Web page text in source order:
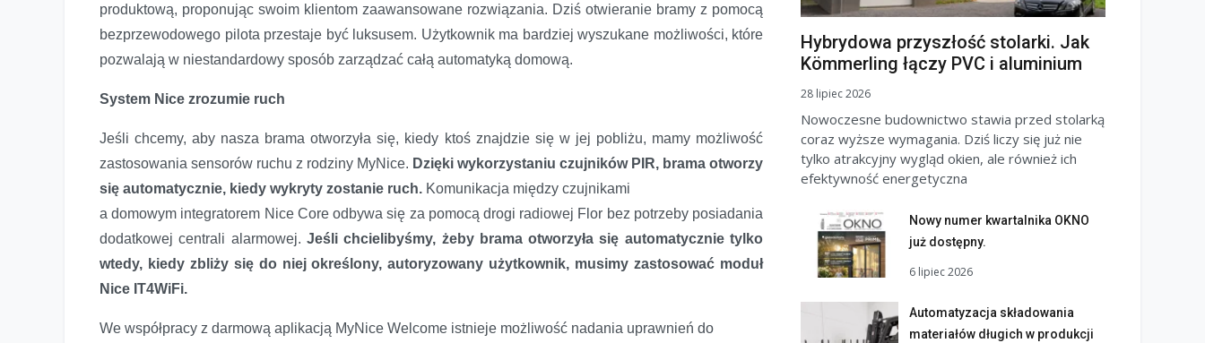
produktową, proponując swoim klientom zaawansowane rozwiązania. Dziś otwieranie bramy z pomocą
bezprzewodowego pilota przestaje być luksusem. Użytkownik ma bardziej wyszukane możliwości, które
pozwalają w niestandardowy sposób zarządzać całą automatyką domową.
System Nice zrozumie ruch
Jeśli chcemy, aby nasza brama otworzyła się, kiedy ktoś znajdzie się w jej pobliżu, mamy możliwość
zastosowania sensorów ruchu z rodziny MyNice. Dzięki wykorzystaniu czujników PIR, brama otworzy
się automatycznie, kiedy wykryty zostanie ruch. Komunikacja między czujnikami
a domowym integratorem Nice Core odbywa się za pomocą drogi radiowej Flor bez potrzeby posiadania
dodatkowej centrali alarmowej. Jeśli chcielibyśmy, żeby brama otworzyła się automatycznie tylko
wtedy, kiedy zbliży się do niej określony, autoryzowany użytkownik, musimy zastosować moduł
Nice IT4WiFi.
We współpracy z darmową aplikacją MyNice Welcome istnieje możliwość nadania uprawnień do
Hybrydowa przyszłość stolarki. Jak
Kömmerling łączy PVC i aluminium
28 lipiec 2026
Nowoczesne budownictwo stawia przed stolarką
coraz wyższe wymagania. Dziś liczy się już nie
tylko atrakcyjny wygląd okien, ale również ich
efektywność energetyczna
Nowy numer kwartalnika OKNO
już dostępny.
6 lipiec 2026
Automatyzacja składowania
materiałów długich w produkcji